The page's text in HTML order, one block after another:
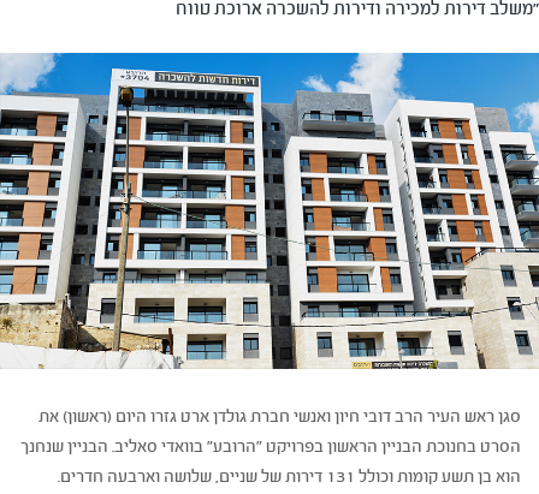
משלב דירות למכירה ודירות להשכרה ארוכת טווח"
סגן ראש העיר הרב דובי חיון ואנשי חברת גולדן ארט גזרו היום (ראשון) את
הסרט בחנוכת הבניין הראשון בפרויקט "הרובע" בוואדי סאליב. הבניין שנחנך
הוא בן תשע קומות וכולל 131 דירות של שניים, שלושה וארבעה חדרים.